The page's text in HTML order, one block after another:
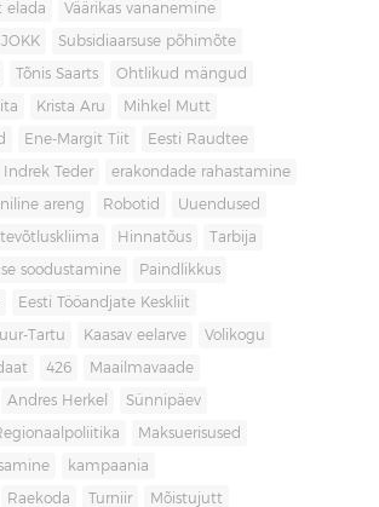
elada Väärikas vananemine
JOKK Subsidiaarsuse põhimõte
Tõnis Saarts Ohtlikud mängud
Krista Aru Mihkel Mutt
Ene-Margit Tiit Eesti Raudtee
Indrek Teder erakondade rahastamine
areng Robotid Uuendused
Hinnatõus Tarbija
soodustamine Paindlikkus
Eesti Tööandjate Keskliit
Tartu Kaasav eelarve Volikogu
426 Maailmavaade
Andres Herkel Sünnipäev
Maksuerisused
kampaania
Raekoda Turniir Mõistujutt